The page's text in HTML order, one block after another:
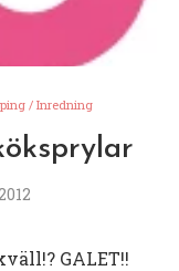
/ Inredning
GALET!!